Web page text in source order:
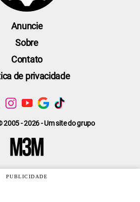
2005 - 2026 - Um site do grupo
Anuncie
Sobre
Contato
de privacidade
PUBLICIDADE